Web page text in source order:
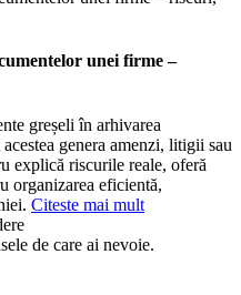
unei firme –
greșeli în arhivarea
genera amenzi, litigii sau
explică riscurile reale, oferă
organizarea eficientă,
Citeste mai mult
de care ai nevoie.